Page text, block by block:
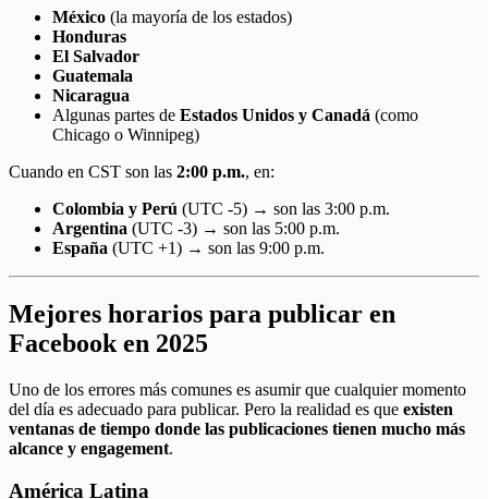
México (la mayoría de los estados)
Honduras
El Salvador
Guatemala
Nicaragua
Algunas partes de Estados Unidos y Canadá (como
Chicago o Winnipeg)
Cuando en CST son las 2:00 p.m., en:
Colombia y Perú (UTC -5) → son las 3:00 p.m.
Argentina (UTC -3) → son las 5:00 p.m.
España (UTC +1) → son las 9:00 p.m.
Mejores horarios para publicar en
Facebook en 2025
Uno de los errores más comunes es asumir que cualquier momento
del día es adecuado para publicar. Pero la realidad es que existen
ventanas de tiempo donde las publicaciones tienen mucho más
alcance y engagement.
América Latina